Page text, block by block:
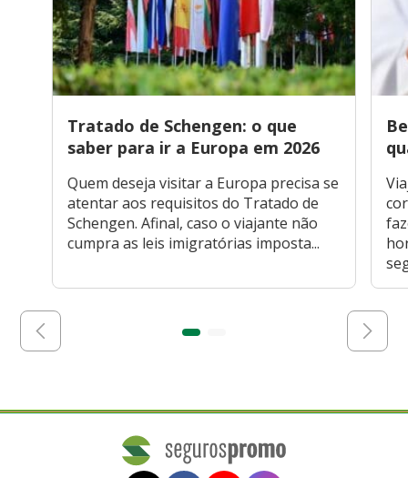
Tratado de Schengen: o que
saber para ir a Europa em 2026
Quem deseja visitar a Europa precisa se
atentar aos requisitos do Tratado de
Schengen. Afinal, caso o viajante não
cumpra as leis imigratórias imposta...